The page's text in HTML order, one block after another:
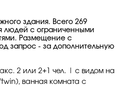
здания. Всего 269
людей с ограниченными
Размещение с
запрос - за дополнительную
2 или 2+1 чел. | с видом на
ванная комната с